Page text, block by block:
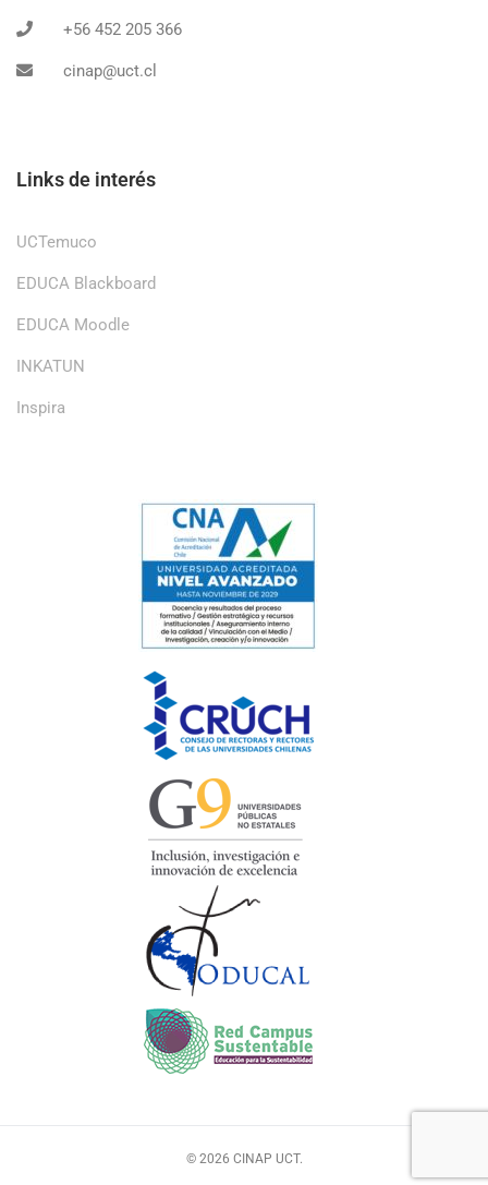
+56 452 205 366
cinap@uct.cl
Links de interés
UCTemuco
EDUCA Blackboard
EDUCA Moodle
INKATUN
Inspira
© 2026 CINAP UCT.